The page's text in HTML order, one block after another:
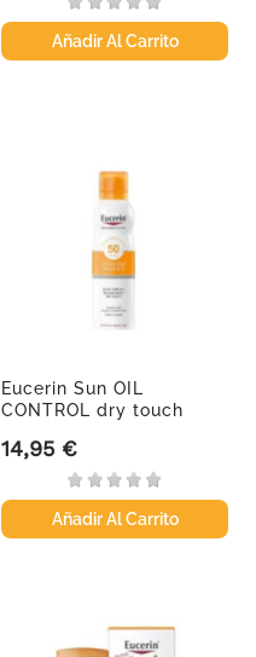
Añadir Al Carrito
Eucerin Sun OIL
CONTROL dry touch
Precio
14,95 €
Añadir Al Carrito